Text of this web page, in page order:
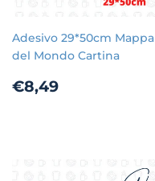
Adesivo 29*50cm Mappa
del Mondo Cartina
Prezzo
€8,49